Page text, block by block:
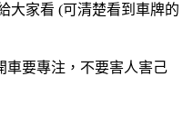
大家看 (可清楚看到車牌的
車要專注，不要害人害己